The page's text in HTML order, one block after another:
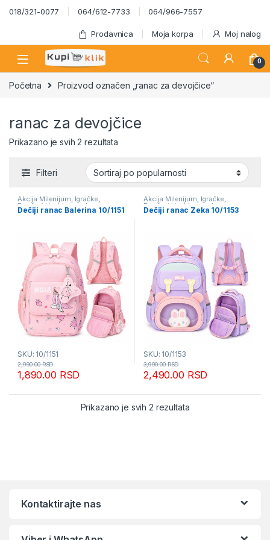
Skip to navigation
Skip to content
018/321-0077 064/612-7733 064/966-7557
Prodavnica Moja korpa Moj nalog
0
Početna Proizvod označen „ranac za devojčice“
ranac za devojčice
Prikazano je svih 2 rezultataSortirano po popularnosti
Filteri
Akcija Milenijum, Igračke,
Rančevi i torbice za decu,
Školski program
Dečiji ranac Balerina 10/1151
SKU: 10/1151
1,890.00 RSD
2,990.00RSD
Akcija Milenijum, Igračke,
Rančevi i torbice za decu,
Školski program
Dečiji ranac Zeka 10/1153
SKU: 10/1153
2,490.00 RSD
3,990.00RSD
Prikazano je svih 2 rezultataSortirano po
Kontaktirajte nas